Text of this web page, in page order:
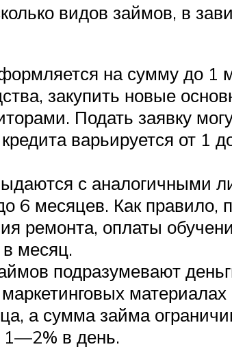
видов займов, в
на сумму до 1
закупить новые
Подать заявку
варьируется от 1
с аналогичными
6 месяцев. Как
ремонта, оплаты
месяц.
подразумевают
а сумма займа
1—2% в день.